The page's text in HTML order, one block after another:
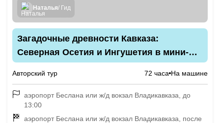
Наталья/ Гид
Загадочные древности Кавказа:
Северная Осетия и Ингушетия в мини-
Авторский тур 72 часа На машине
аэропорт Беслана или ж/д вокзал Владикавказа, до
13:00
аэропорт Беслана или ж/д вокзал Владикавказа, после